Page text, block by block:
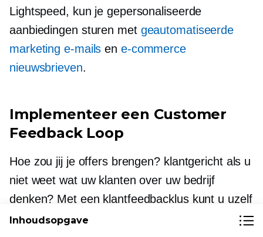
Lightspeed, kun je gepersonaliseerde
aanbiedingen sturen met geautomatiseerde
marketing e-mails en e-commerce
nieuwsbrieven.
Implementeer een Customer
Feedback Loop
Hoe zou jij je offers brengen? klantgerichtals u
niet weet wat uw klanten over uw bedrijf
denken? Met een klantfeedbacklus kunt u uzelf
in de schoenen van uw klanten verplaatsen.
Inhoudsopgave